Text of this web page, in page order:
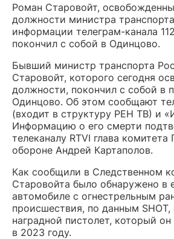
Роман Старовойт,
должности министра
информации телеграм-канала
покончил с собой в Одинцово.
Бывший министр транспорта
Старовойт, которого сегодня
должности, покончил с собой в
Одинцово. Об этом сообщают
(входит в структуру РЕН ТВ) и
Информацию о его смерти
телеканалу RTVI глава
обороне Андрей Картаполов.
Как сообщили в Следственном
Старовойта было обнаружено в
автомобиле с огнестрельным
происшествия, по данным SHOT,
наградной пистолет, который
в 2023 году.